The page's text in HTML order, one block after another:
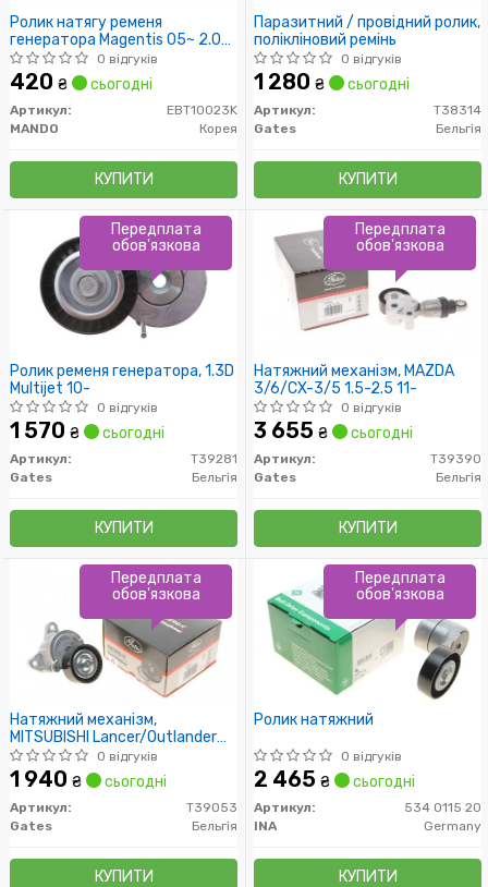
Ролик натягу ременя
генератора Magentis 05~ 2.0L,
Sonata NF 2,0L Carens FMC 2.0L
0 відгуків
420 ₴ сьогодні
Артикул:
EBT10023K
MANDO
Корея
КУПИТИ
Паразитний / провідний ролик,
полікліновий ремінь
0 відгуків
1 280 ₴ сьогодні
Артикул:
T38314
Gates
Бельгія
КУПИТИ
Ролик ременя генератора, 1.3D
Multijet 10-
0 відгуків
1 570 ₴ сьогодні
Артикул:
T39281
Gates
Бельгія
КУПИТИ
Передплата
обов'язкова
Натяжний механізм, MAZDA
3/6/CX-3/5 1.5-2.5 11-
0 відгуків
3 655 ₴ сьогодні
Артикул:
T39390
Gates
Бельгія
КУПИТИ
Передплата
обов'язкова
Натяжний механізм,
MITSUBISHI Lancer/Outlander
1.8-2.4 06-
0 відгуків
1 940 ₴ сьогодні
Артикул:
T39053
Gates
Бельгія
КУПИТИ
Передплата
обов'язкова
Ролик натяжний
0 відгуків
2 465 ₴ сьогодні
Артикул:
534 0115 20
INA
Germany
КУПИТИ
Передплата
обов'язкова